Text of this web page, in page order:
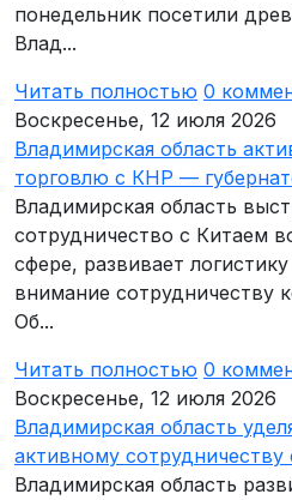
понедельник посетили
Влад...
Читать полностью 0
Воскресенье, 12 июля 2026
Владимирская область
торговлю с КНР —
Владимирская область
сотрудничество с Китаем
сфере, развивает
внимание сотрудничеству
Об...
Читать полностью 0
Воскресенье, 12 июля 2026
Владимирская область
активному
Владимирская область